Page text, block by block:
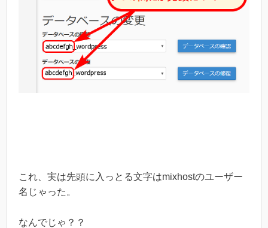
これ、実は先頭に入っとる文字はmixhostのユーザー
名じゃった。
なんでじゃ？？